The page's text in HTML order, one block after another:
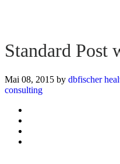
Standard Post
Mai 08, 2015 by dbfischer
consulting